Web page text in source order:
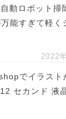
動ロボット掃
能すぎて軽く
2022
でイラスト
セカンド 液